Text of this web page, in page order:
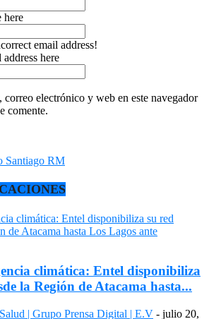
here
email address!
here
correo electrónico y web en este navegador
comente.
climática: Entel disponibiliza
la Región de Atacama hasta...
| Grupo Prensa Digital | E.V - julio 20,